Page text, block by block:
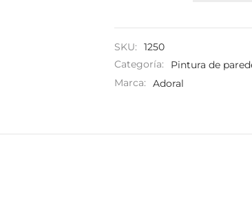
SKU:
1250
Categoría:
Pintura de
Marca:
Adoral